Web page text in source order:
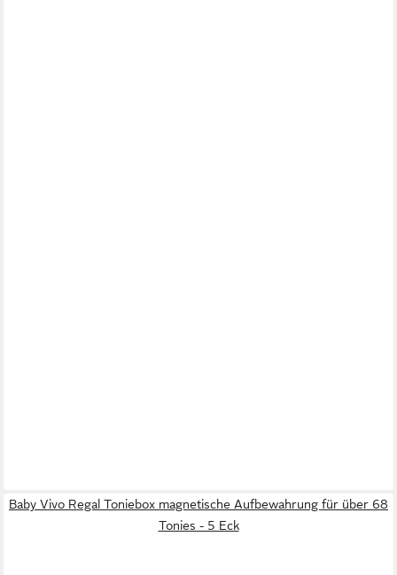
Baby Vivo Regal Toniebox magnetische Aufbewahrung für über 68
Tonies - 5 Eck